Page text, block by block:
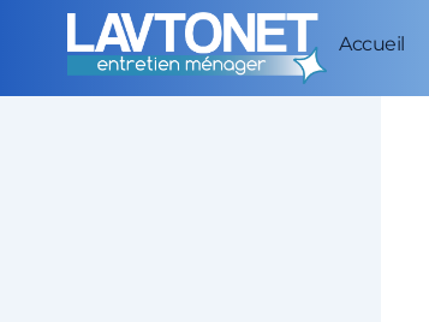
contenu
Accueil